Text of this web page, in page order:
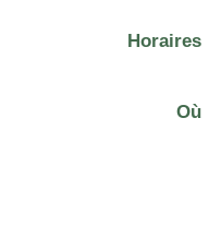
Horaires
Où